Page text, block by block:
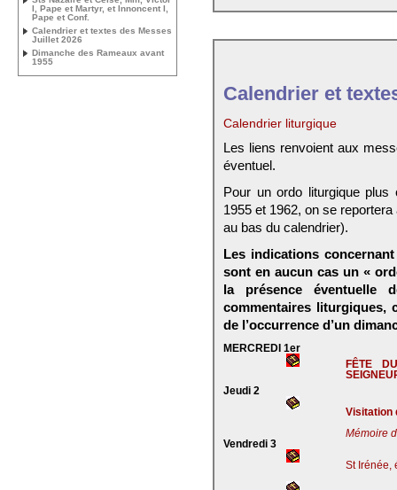
Calendrier et
Calendrier liturgique
Les liens renvoient aux
éventuel.
Pour un ordo liturgique plus
1955 et 1962, on se
au bas du calendrier).
Les indications
sont en aucun cas un «
la présence éventuelle
commentaires liturgiques,
de l’occurrence d’un
MERCREDI 1er
FÊTE
Jeudi 2
Visitation
Mémoire
Vendredi 3
St Irénée,
I, Pape et Martyr, et Innoncent I,
Pape et Conf.
Calendrier et textes des Messes
Juillet 2026
Dimanche des Rameaux avant
1955